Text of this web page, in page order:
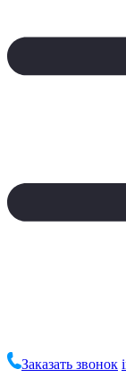
Заказать звонок